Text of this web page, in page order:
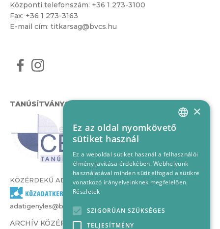
Központi telefonszám: +36 1 273-3100
Fax: +36 1 273-3163
E-mail cím: titkarsag@bvcs.hu
TANÚSÍTVÁNYOK
KÖZÉRDEKŰ ADATOK
adatigenyles@bvcs.hu
ARCHÍV KÖZÉRDEKŰ ADATOK –
HUNGARIAN
×
Ez az oldal nyomkövető
sütiket használ
Ez a weboldal sütiket használ a felhasználói
élmény javítása érdekében. Webhelyünk
használatával minden sütit elfogad a sütikre
vonatkozó irányelveinknek megfelelően.
Részletek
SZIGORÚAN SZÜKSÉGES
TELJESÍTMÉNY